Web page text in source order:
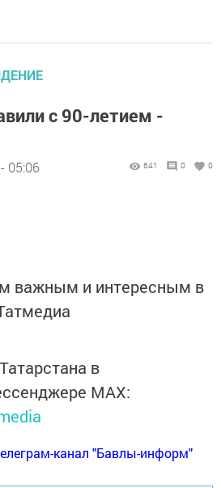
с 90-летием -
05:06 641 0 0
важным и интересным в
в
MАХ:
канал "Бавлы-информ"